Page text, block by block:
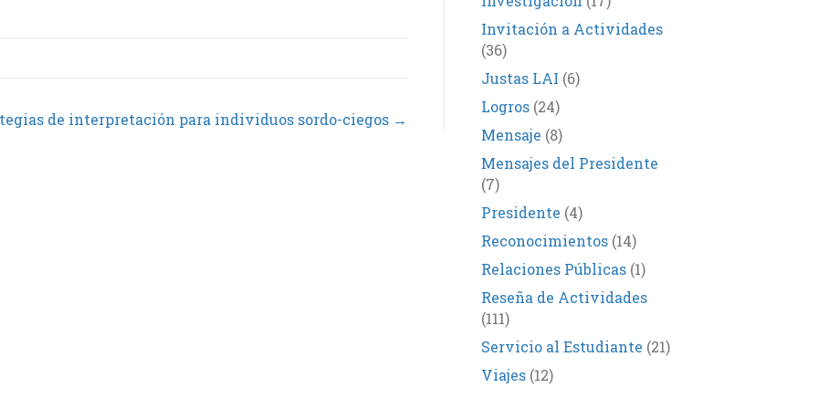
de interpretación para individuos sordo-ciegos →
Invitación a Actividades
(36)
Justas LAI (6)
Logros(24)
Mensaje (8)
Mensajes del Presidente
(7)
Presidente (4)
Reconocimientos(14)
Relaciones Públicas(1)
Reseña de Actividades
(111)
Servicio al Estudiante (21)
Viajes(12)